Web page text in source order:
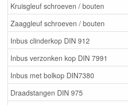
Kruisgleuf schroeven / bouten
Zaaggleuf schroeven / bouten
Inbus clinderkop DIN 912
Inbus verzonken kop DIN 7991
Inbus met bolkop DIN7380
Draadstangen DIN 975